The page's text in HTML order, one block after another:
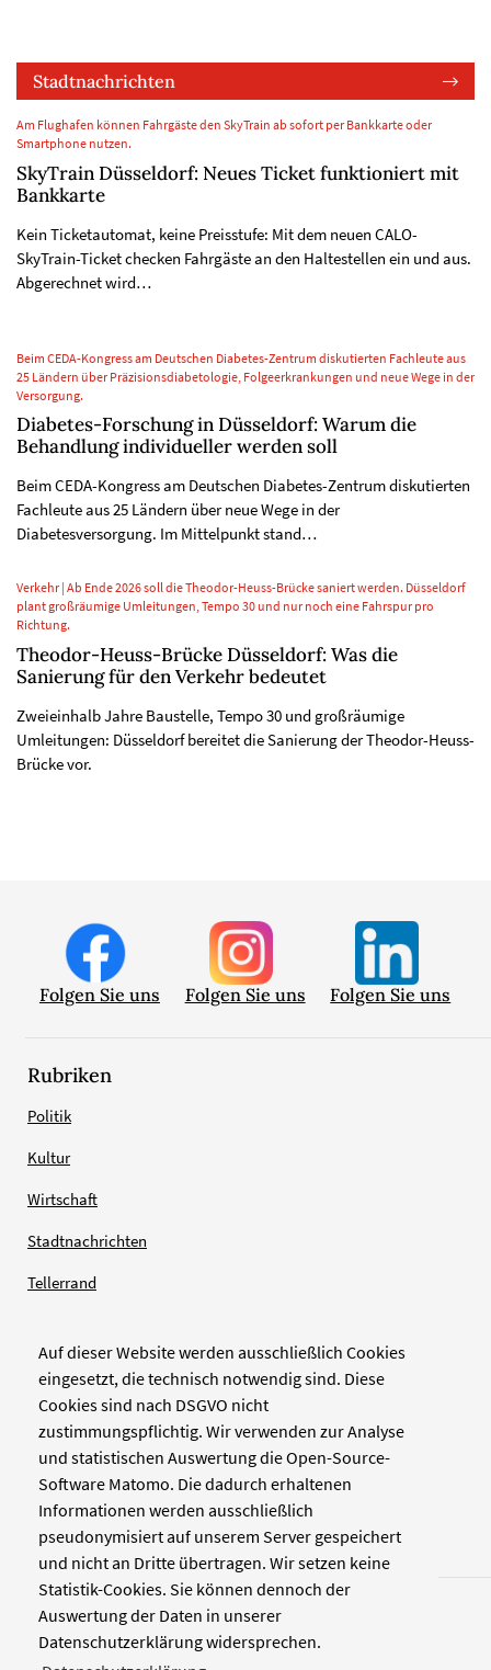
Auf dieser Website werden ausschließlich Cookies
eingesetzt, die technisch notwendig sind. Diese
Cookies sind nach DSGVO nicht
zustimmungspflichtig. Wir verwenden zur Analyse
und statistischen Auswertung die Open-Source-
Software Matomo. Die dadurch erhaltenen
Informationen werden ausschließlich
pseudonymisiert auf unserem Server gespeichert
und nicht an Dritte übertragen. Wir setzen keine
Statistik-Cookies. Sie können dennoch der
Auswertung der Daten in unserer
Datenschutzerklärung widersprechen.
Stadtnachrichten
Am Flughafen können Fahrgäste den SkyTrain ab sofort per Bankkarte oder
Smartphone nutzen.
SkyTrain Düsseldorf: Neues Ticket funktioniert mit
Bankkarte
Kein Ticketautomat, keine Preisstufe: Mit dem neuen CALO-
SkyTrain-Ticket checken Fahrgäste an den Haltestellen ein und aus.
Abgerechnet wird…
Beim CEDA-Kongress am Deutschen Diabetes-Zentrum diskutierten Fachleute aus
25 Ländern über Präzisionsdiabetologie, Folgeerkrankungen und neue Wege in der
Versorgung.
Diabetes-Forschung in Düsseldorf: Warum die
Behandlung individueller werden soll
Beim CEDA-Kongress am Deutschen Diabetes-Zentrum diskutierten
Fachleute aus 25 Ländern über neue Wege in der
Diabetesversorgung. Im Mittelpunkt stand…
Verkehr | Ab Ende 2026 soll die Theodor-Heuss-Brücke saniert werden. Düsseldorf
plant großräumige Umleitungen, Tempo 30 und nur noch eine Fahrspur pro
Richtung.
Theodor-Heuss-Brücke Düsseldorf: Was die
Sanierung für den Verkehr bedeutet
Zweieinhalb Jahre Baustelle, Tempo 30 und großräumige
Umleitungen: Düsseldorf bereitet die Sanierung der Theodor-Heuss-
Brücke vor.
Folgen Sie uns Folgen Sie uns Folgen Sie uns
Rubriken
Politik
Kultur
Wirtschaft
Stadtnachrichten
Tellerrand
Verlag
Zellwerk GmbH & Co KG
Pinienstraße 2
40233 Düsseldorf
www.zellwerk.com